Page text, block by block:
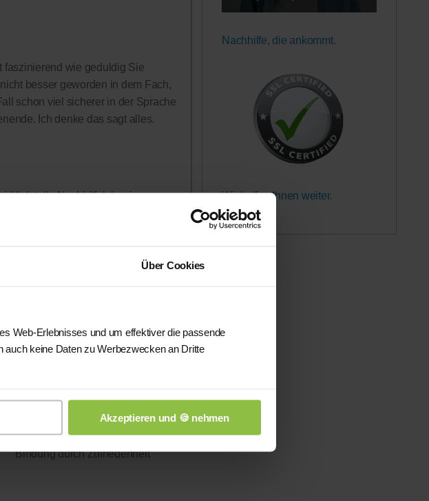
Über Cookies
Web-Erlebnisses und um effektiver die passende
auch keine Daten zu Werbezwecken an Dritte
Akzeptieren und 🍪 nehmen
Nachhilfe, die ankommt.
Wir helfen Ihnen weiter.
Garantiert.
faszinierend wie geduldig Sie
besser geworden in dem Fach,
schon viel sicherer in der Sprache
Ich denke das sagt alles.
tolle Nachhilfelehrerinnen
Leistung, die wir auch in Anspruch
schnell nicht machen werden!
100%
Bindung durch Zufriedenheit